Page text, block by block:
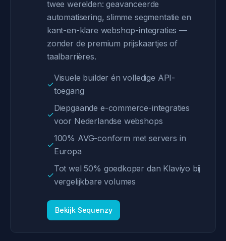
twee werelden: geavanceerde
automatisering, slimme segmentatie en
kant-en-klare webshop-integraties —
zonder de premium prijskaartjes of
taalbarrières.
✓
Visuele builder én volledige API-
toegang
✓
Diepgaande e-commerce-integraties
voor Nederlandse webshops
✓
100% AVG-conform met servers in
Europa
✓
Tot wel 50% goedkoper dan Klaviyo bij
vergelijkbare volumes
Bekijk Sequenzy